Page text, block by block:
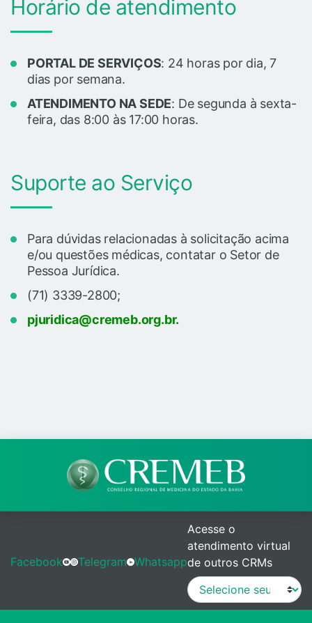
Horário de atendimento
PORTAL DE SERVIÇOS: 24 horas por dia, 7
dias por semana.
ATENDIMENTO NA SEDE: De segunda à sexta-
feira, das 8:00 às 17:00 horas.
Suporte ao Serviço
Para dúvidas relacionadas à solicitação acima
e/ou questões médicas, contatar o Setor de
Pessoa Jurídica.
(71) 3339-2800;
pjuridica@cremeb.org.br.
Facebook Telegram Whatsapp
Acesse o
atendimento virtual
de outros CRMs